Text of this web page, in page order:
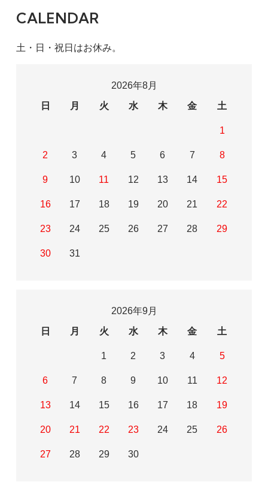
CALENDAR
土・日・祝日はお休み。
2026年8月
日
月 火 水 木 金 土
1
2 3 4 5 6 7 8
9 10 11 12 13 14 15
16 17 18 19 20 21 22
23 24 25 26 27 28 29
30 31
2026年9月
日
月 火 水 木 金 土
1 2 3 4 5
6 7 8 9 10 11 12
13 14 15 16 17 18 19
20 21 22 23 24 25 26
27 28 29 30